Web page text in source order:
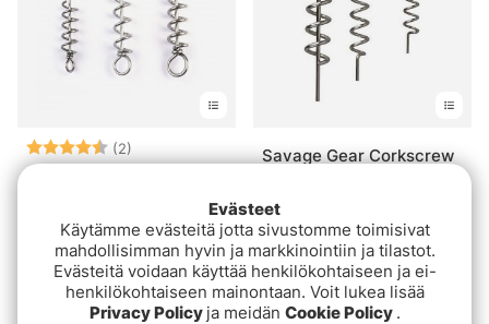
Arvio: (2)
4.5 5:sta tähdestä
€4.50
Savage Gear Corkscrew
€6.40
Evästeet
Käytämme evästeitä jotta sivustomme toimisivat
mahdollisimman hyvin ja markkinointiin ja tilastot.
Evästeitä voidaan käyttää henkilökohtaiseen ja ei-
henkilökohtaiseen mainontaan. Voit lukea lisää
Privacy Policy ja meidän Cookie Policy .